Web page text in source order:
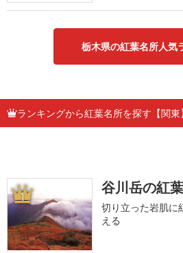
栃木県の紅葉名所人気
ランキングから紅葉名所を探す【関東】
1 谷川岳の紅葉
切り立った岩肌に
える